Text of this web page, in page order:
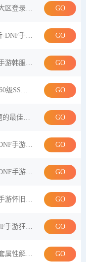
DNF大区登录界面设计与优化-DNF大区登录界面用户体验与性能提升方法 GO
DNF手游混沌之息价格暴跌原因分析-DNF手游混沌之息价格暴跌对玩家的影响 GO
DNF手游韩服正式上线了吗？-DNF手游韩服上线时间及游戏内容解析 GO
DNF60级SS破招手镯名称解析-DNF60级SS破招手镯叫什么名字 GO
地下城勇士客服专区：解决游戏问题的最佳选择-地下城勇士客服专区如何帮助玩家解决问题 GO
DNF手游口令兑换码最新获取方式-DNF手游玩家必看的兑换码领取教程 GO
DNF官网手游体验服资格获取方法-DNF手游体验服资格申请流程与注意事项 GO
DNF60手游怀旧：经典再现-DNF60手游怀旧版玩法与体验全解析 GO
DNF手游狂战士武器排行最新版-DNF手游狂战士最强武器推荐与对比分析 GO
60级史诗手套获取攻略-60级史诗手套属性解析与获取方式 GO